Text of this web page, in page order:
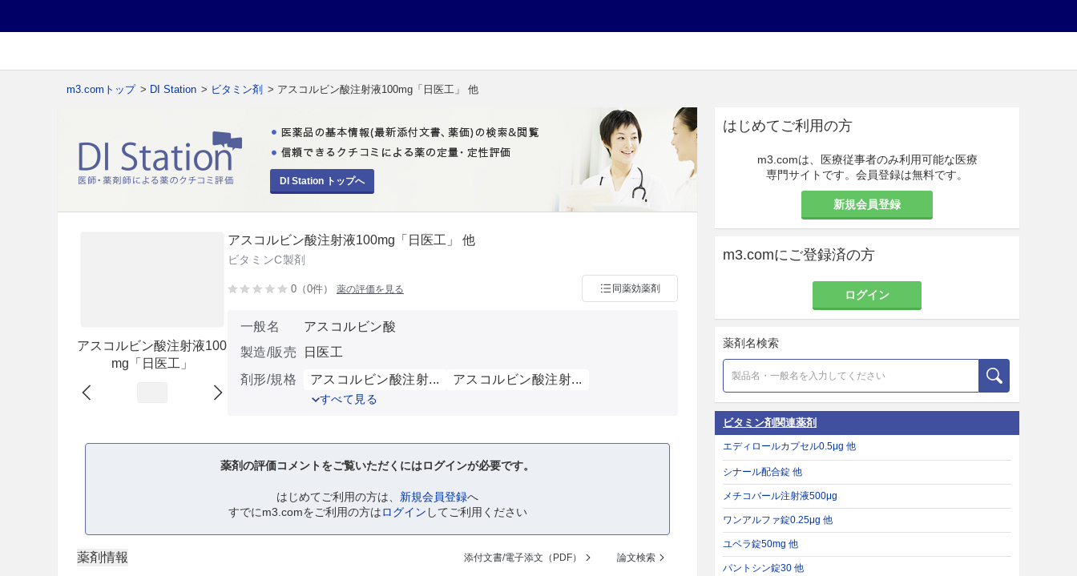
m3.comトップ > DI Station > ビタミン剤 > アスコルビン酸注射液100mg「日医工」 他
DI Station トップへ
アスコルビン酸注射液100
mg「日医工」
アスコルビン酸注射液100mg「日医工」 他
ビタミンC製剤
0（0件） 薬の評価を見る 同薬効薬剤
一般名
アスコルビン酸
製造/販売
日医工
剤形/規格
アスコルビン酸注射... アスコルビン酸注射...
すべて見る
薬剤の評価コメントをご覧いただくにはログインが必要です。
はじめてご利用の方は、 新規会員登録へ
すでにm3.comをご利用の方はログイン してご利用ください
薬剤情報 添付文書/電子添文（PDF） 論文検索
はじめてご利用の方
m3.comは、医療従事者のみ利用可能な医療
専門サイトです。会員登録は無料です。
新規会員登録
m3.comにご登録済の方
ログイン
薬剤名検索
ビタミン剤関連薬剤
エディロールカプセル0.5μg 他
シナール配合錠 他
メチコバール注射液500μg
ワンアルファ錠0.25μg 他
ユベラ錠50mg 他
パントシン錠30 他